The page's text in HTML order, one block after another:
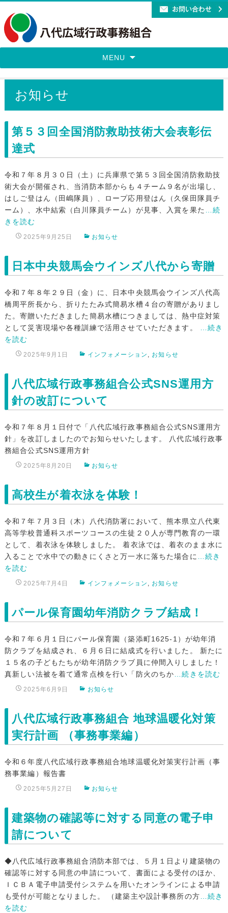
MENU
お知らせ
第５３回全国消防救助技術大会表彰伝
達式
令和７年８月３０日（土）に兵庫県で第５３回全国消防救助技
術大会が開催され、当消防本部からも４チーム９名が出場し、
はしご登はん（田嶋隊員）、ロープ応用登はん（久保田隊員チ
ーム）、水中結索（白川隊員チーム）が見事、入賞を果た …続
きを読む
2025年9月25日 お知らせ
日本中央競馬会ウインズ八代から寄贈
令和７年８年２９日（金）に、日本中央競馬会ウインズ八代高
橋周平所長から、折りたたみ式簡易水槽４台の寄贈がありまし
た。寄贈いただきました簡易水槽につきましては、熱中症対策
として災害現場や各種訓練で活用させていただきます。 …続き
を読む
2025年9月1日 インフォメーション お知らせ
八代広域行政事務組合公式SNS運用方
針の改訂について
令和７年８月１日付で「八代広域行政事務組合公式SNS運用方
針」を改訂しましたのでお知らせいたします。 八代広域行政事
務組合公式SNS運用方針
2025年8月20日 お知らせ
高校生が着衣泳を体験！
令和７年７月３日（木）八代消防署において、熊本県立八代東
高等学校普通科スポーツコースの生徒２０人が専門教育の一環
として、着衣泳を体験しました。 着衣泳では、着衣のまま水に
入ることで水中での動きにくさと万一水に落ちた場合に…続き
を読む
2025年7月4日 インフォメーション お知らせ
パール保育園幼年消防クラブ結成！
令和７年６月１日にパール保育園（築添町1625-1）が幼年消
防クラブを結成され、６月６日に結成式を行いました。 新たに
１５名の子どもたちが幼年消防クラブ員に仲間入りしました！
真新しい法被を着て通常点検を行い「防火のちか…続きを読む
2025年6月9日 お知らせ
八代広域行政事務組合 地球温暖化対策
実行計画 （事務事業編）
令和６年度八代広域行政事務組合地球温暖化対策実行計画（事
務事業編）報告書
2025年5月27日 お知らせ
建築物の確認等に対する同意の電子申
請について
◆八代広域行政事務組合消防本部では、５月１日より建築物の
確認等に対する同意の申請について、書面による受付のほか、
ＩＣＢＡ電子申請受付システムを用いたオンラインによる申請
も受付が可能となりました。 （建築主や設計事務所の方…続き
を読む